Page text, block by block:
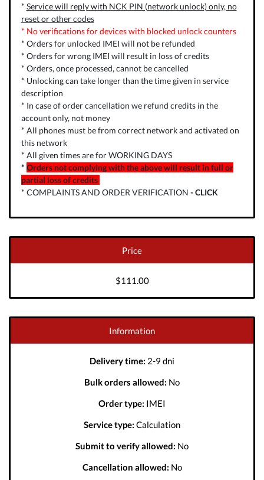
* Service will reply with NCK PIN (network unlock) only, no
reset or other codes
* No verifications for devices with blocked unlock counters
* Orders for unlocked IMEI will not be refunded
* Orders for wrong IMEI will result in loss of credits
* Orders, once processed, cannot be cancelled
* Unlocking can take longer than the time given in service
description
* In case of order cancellation we refund credits in the
account only, not money
* All phones must be from correct network and activated on
this network
* All given times are for WORKING DAYS
* Orders not complying with the above will result in full or
partial loss of credits
* COMPLAINTS AND ORDER VERIFICATION -CLICK
Price
$111.00
Information
Delivery time: 2-9 dni
Bulk orders allowed: No
Order type: IMEI
Service type: Calculation
Submit to verify allowed: No
Cancellation allowed: No